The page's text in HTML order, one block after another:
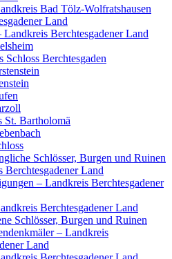
Bad Tölz-Wolfratshausen
Land
Landkreis Berchtesgadener Land
Schloss Berchtesgaden
St. Bartholomä
Schlösser, Burgen und Ruinen
Berchtesgadener Land
– Landkreis Berchtesgadener
Berchtesgadener Land
Schlösser, Burgen und Ruinen
– Landkreis
Land